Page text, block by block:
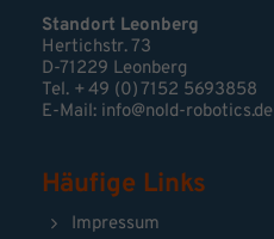
Standort Leonberg
Hertichstr. 73
D-71229 Leonberg
Tel. + 49 (0) 7152 5693858
E-Mail: info@nold-robotics.de
Häufige Links
Impressum